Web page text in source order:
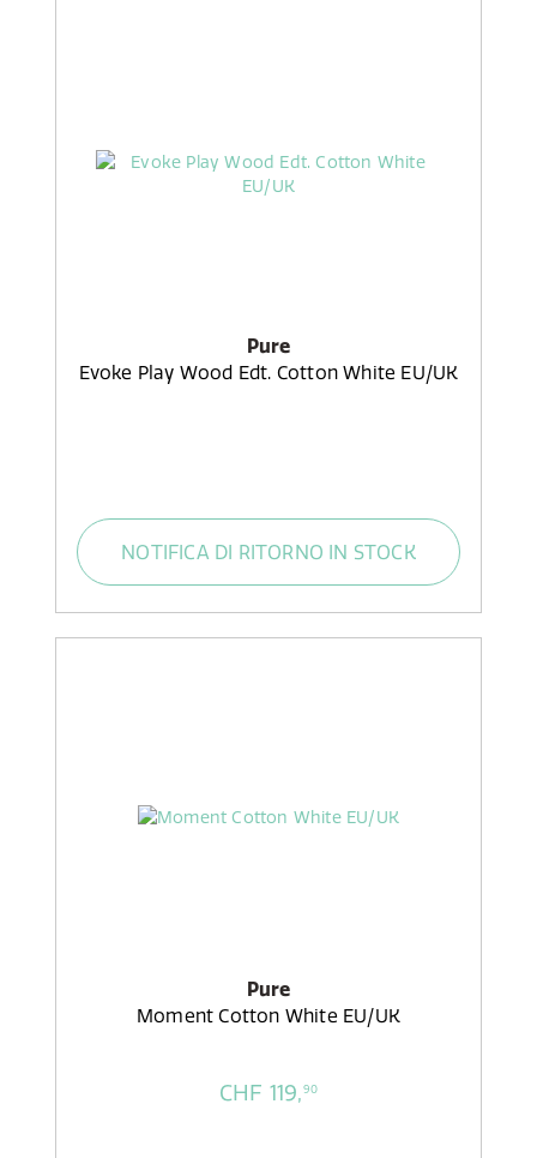
Pure
Evoke Play Wood Edt. Cotton White EU/UK
NOTIFICA DI RITORNO IN STOCK
Pure
Moment Cotton White EU/UK
CHF 119,90